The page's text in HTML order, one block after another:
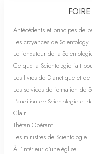
Antécédents et principes de
Les croyances de Scientology
Le fondateur de la
Ce que la Scientologie fait
Les livres de Dianétique et de
Les services de formation de
L’audition de Scientologie et
Clair
Thétan Opérant
Les ministres de Scientologie
À l’intérieur d’une église